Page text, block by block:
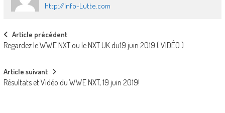
http://Info-Lutte.com
Post
navigation
Article précédent
Regardez le WWE NXT ou le NXT UK du19 juin 2019 ( VIDÉO )
Article suivant
Résultats et Vidéo du WWE NXT, 19 juin 2019!